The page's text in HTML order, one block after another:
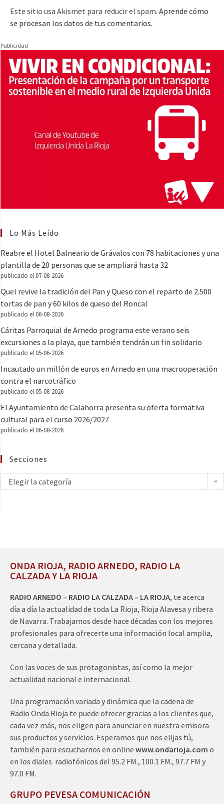
Este sitio usa Akismet para reducir el spam. Aprende cómo
se procesan los datos de tus comentarios.
Publicidad
Lo Más Leído
Reabre el Hotel Balneario de Grávalos con 78 habitaciones y una
plantilla de 20 personas que se ampliará hasta 32
publicado el 07-08-2026
Quel revive la tradición del Pan y Queso con el reparto de 2.500
tortas de pan y 60 kilos de queso del Roncal
publicado el 06-08-2026
Cáritas Parroquial de Arnedo programa este verano seis
excursiones a la playa, que también tendrán un fin solidario
publicado el 05-06-2026
Incautado un millón de euros en Arnedo en una macrooperación
contra el narcotráfico
publicado el 05-08-2026
El Ayuntamiento de Calahorra presenta su oferta formativa
cultural para el curso 2026/2027
publicado el 06-08-2026
Secciones
Elegir la categoría
ONDA RIOJA, RADIO ARNEDO, RADIO LA
CALZADA Y LA RIOJA
RADIO ARNEDO – RADIO LA CALZADA – LA RIOJA, te acerca
día a día la actualidad de toda La Rioja, Rioja Alavesa y ribera
de Navarra. Trabajamos desde hace décadas con los mejores
profesionales para ofrecerte una información local amplia,
cercana y detallada.
Con las voces de sus protagonistas, así como la mejor
actualidad nacional e internacional.
Una programación variada y dinámica que la cadena de
Radio Onda Rioja te puede ofrecer gracias a los clientes que,
cada vez más, nos eligen para anunciar en nuestra emisora
sus productos y servicios. Esperamos que nos elijas tú,
también para escucharnos en online www.ondarioja.com o
en los diales radiofónicos del 95.2 FM., 100.1 FM., 97.7 FM y
97.0 FM.
GRUPO PEVESA COMUNICACIÓN